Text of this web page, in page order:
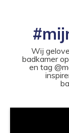
Wij
badkamer
en tag